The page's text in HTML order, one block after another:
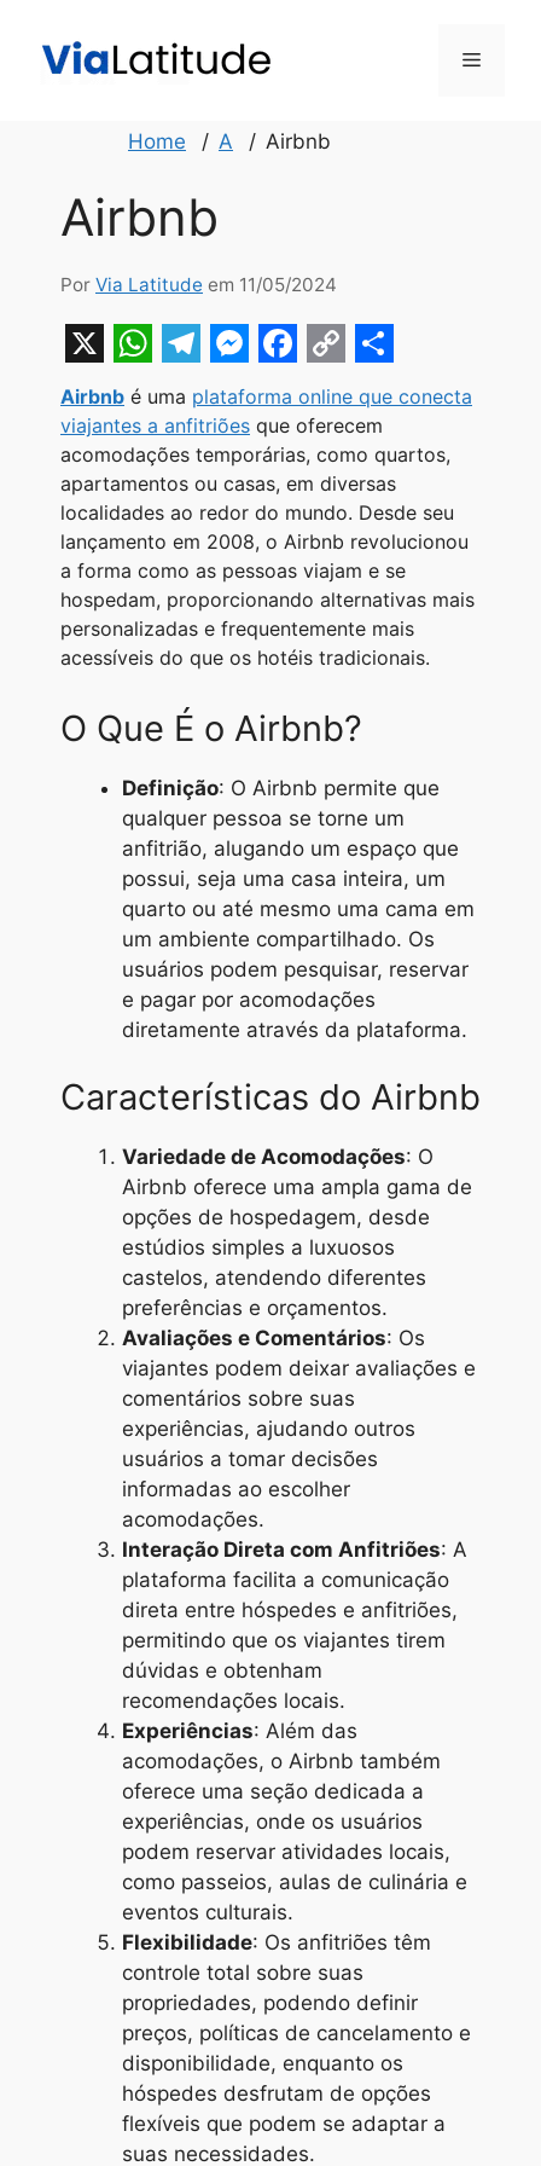
Menu
Home A Airbnb
Airbnb
Por Via Latitude em 11/05/2024
X W
h
a
t
s
A
p
p
T
e
l
e
g
r
a
m
M
e
s
s
e
n
g
e
F
a
c
e
b
o
o
k
C
o
p
y
L
i
n
k
S
h
a
r
e
Airbnb é uma plataforma online que conecta
viajantes a anfitriões que oferecem
acomodações temporárias, como quartos,
apartamentos ou casas, em diversas
localidades ao redor do mundo. Desde seu
lançamento em 2008, o Airbnb revolucionou
a forma como as pessoas viajam e se
hospedam, proporcionando alternativas mais
personalizadas e frequentemente mais
acessíveis do que os hotéis tradicionais.
O Que É o Airbnb?
Definição: O Airbnb permite que
qualquer pessoa se torne um
anfitrião, alugando um espaço que
possui, seja uma casa inteira, um
quarto ou até mesmo uma cama em
um ambiente compartilhado. Os
usuários podem pesquisar, reservar
e pagar por acomodações
diretamente através da plataforma.
Características do Airbnb
Variedade de Acomodações: O
Airbnb oferece uma ampla gama de
opções de hospedagem, desde
estúdios simples a luxuosos
castelos, atendendo diferentes
preferências e orçamentos.
Avaliações e Comentários: Os
viajantes podem deixar avaliações e
comentários sobre suas
experiências, ajudando outros
usuários a tomar decisões
informadas ao escolher
acomodações.
Interação Direta com Anfitriões: A
plataforma facilita a comunicação
direta entre hóspedes e anfitriões,
permitindo que os viajantes tirem
dúvidas e obtenham
recomendações locais.
Experiências: Além das
acomodações, o Airbnb também
oferece uma seção dedicada a
experiências, onde os usuários
podem reservar atividades locais,
como passeios, aulas de culinária e
eventos culturais.
Flexibilidade: Os anfitriões têm
controle total sobre suas
propriedades, podendo definir
preços, políticas de cancelamento e
disponibilidade, enquanto os
hóspedes desfrutam de opções
flexíveis que podem se adaptar a
suas necessidades.